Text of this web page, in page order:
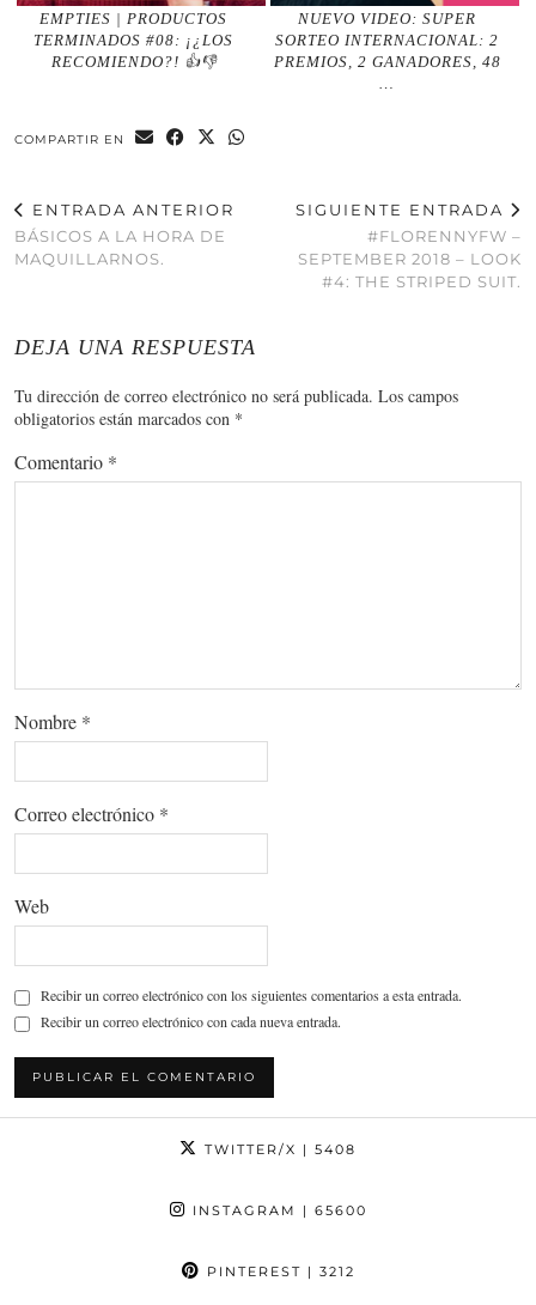
EMPTIES | PRODUCTOS
TERMINADOS #08: ¡¿LOS
RECOMIENDO?! 👍👎
NUEVO VIDEO: SUPER
SORTEO INTERNACIONAL: 2
PREMIOS, 2 GANADORES, 48
…
COMPARTIR EN
ENTRADA ANTERIOR
BÁSICOS A LA HORA DE
MAQUILLARNOS.
SIGUIENTE ENTRADA
#FLORENNYFW –
SEPTEMBER 2018 – LOOK
#4: THE STRIPED SUIT.
DEJA UNA RESPUESTA
Tu dirección de correo electrónico no será publicada. Los campos
obligatorios están marcados con *
Comentario *
Nombre *
Correo electrónico *
Web
Recibir un correo electrónico con los siguientes comentarios a esta entrada.
Recibir un correo electrónico con cada nueva entrada.
TWITTER/X | 5408
INSTAGRAM | 65600
PINTEREST | 3212